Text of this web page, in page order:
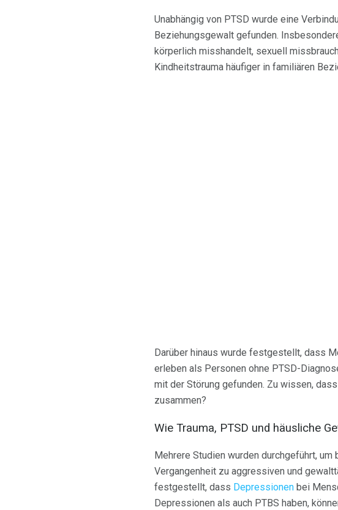
Unabhängig von PTSD wurde eine
Beziehungsgewalt gefunden.
körperlich misshandelt, sexuell
Kindheitstrauma häufiger in familiären
Darüber hinaus wurde festgestellt, dass
erleben als Personen ohne PTSD-
mit der Störung gefunden. Zu wissen,
zusammen?
Wie Trauma, PTSD und häusliche
Mehrere Studien wurden durchgeführt,
Vergangenheit zu aggressiven und
festgestellt, dass Depressionen bei
Depressionen als auch PTBS haben,